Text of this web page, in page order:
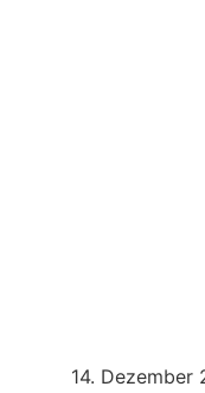
14. Dezember